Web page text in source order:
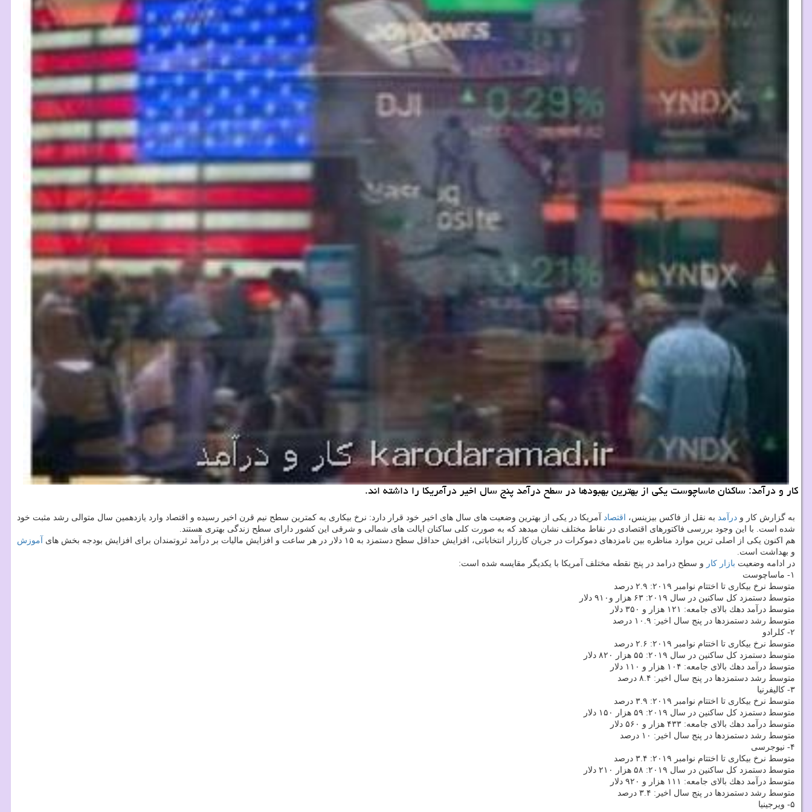
كار و درآمد: ساكنان ماساچوست یكی از بهترین بهبودها در سطح درآمد پنج سال اخیر درآمریكا را داشته اند.
به گزارش كار ودرآمد به نقل از فاكس بیزینس، اقتصاد آمریكا در یكی از بهترین وضعیت های سال های اخیر خود قرار دارد: نرخ بیكاری به كمترین سطح نیم قرن اخیر رسیده و اقتصاد وارد یازدهمین سال متوالی رشد مثبت خود
شده است. با این وجود بررسی فاكتورهای اقتصادی در نقاط مختلف نشان میدهد كه به صورت كلی ساكنان ایالت های شمالی و شرقی این كشور دارای سطح زندگی بهتری هستند.
هم اكنون یكی از اصلی ترین موارد مناظره بین نامزدهای دموكرات در جریان كارزار انتخاباتی، افزایش حداقل سطح دستمزد به ۱۵ دلار در هر ساعت و افزایش مالیات بر درآمد ثروتمندان برای افزایش بودجه بخش های
آموزش
و بهداشت است.
در ادامه وضعیت بازار كار و سطح درامد در پنج نقطه مختلف آمریكا با یكدیگر مقایسه شده است:
۱- ماساچوست
متوسط نرخ بیكاری تا اختتام نوامبر ۲۰۱۹: ۲.۹ درصد
متوسط دستمزد كل ساكنین در سال ۲۰۱۹: ۶۳ هزار و۹۱۰ دلار
متوسط درآمد دهك بالای جامعه: ۱۲۱ هزار و ۳۵۰ دلار
متوسط رشد دستمزدها در پنج سال اخیر: ۱۰.۹ درصد
۲- كلرادو
متوسط نرخ بیكاری تا اختتام نوامبر ۲۰۱۹: ۲.۶ درصد
متوسط دستمزد كل ساكنین در سال ۲۰۱۹: ۵۵ هزار ۸۲۰ دلار
متوسط درآمد دهك بالای جامعه: ۱۰۴ هزار و ۱۱۰ دلار
متوسط رشد دستمزدها در پنج سال اخیر: ۸.۴ درصد
۳- كالیفرنیا
متوسط نرخ بیكاری تا اختتام نوامبر ۲۰۱۹: ۳.۹ درصد
متوسط دستمزد كل ساكنین در سال ۲۰۱۹: ۵۹ هزار ۱۵۰ دلار
متوسط درآمد دهك بالای جامعه: ۴۳۳ هزار و ۵۶۰ دلار
متوسط رشد دستمزدها در پنج سال اخیر: ۱۰ درصد
۴- نیوجرسی
متوسط نرخ بیكاری تا اختتام نوامبر ۲۰۱۹: ۳.۴ درصد
متوسط دستمزد كل ساكنین در سال ۲۰۱۹: ۵۸ هزار ۲۱۰ دلار
متوسط درآمد دهك بالای جامعه: ۱۱۱ هزار و ۹۲۰ دلار
متوسط رشد دستمزدها در پنج سال اخیر: ۳.۴ درصد
۵- ویرجینیا